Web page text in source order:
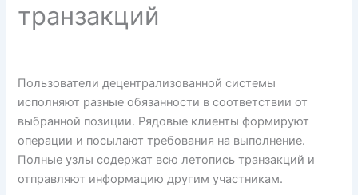
транзакций
Пользователи децентрализованной системы
исполняют разные обязанности в соответствии от
выбранной позиции. Рядовые клиенты формируют
операции и посылают требования на выполнение.
Полные узлы содержат всю летопись транзакций и
отправляют информацию другим участникам.